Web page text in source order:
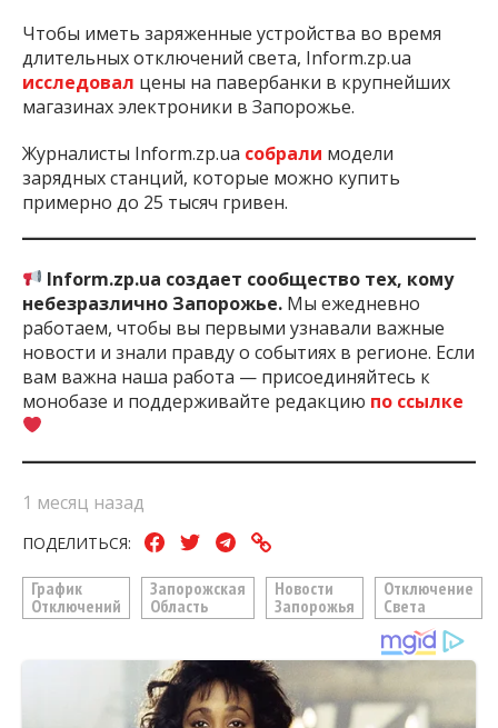
Чтобы иметь заряженные устройства во время
длительных отключений света, Inform.zp.ua
исследовал цены на павербанки в крупнейших
магазинах электроники в Запорожье.
Журналисты Inform.zp.ua собрали модели
зарядных станций, которые можно купить
примерно до 25 тысяч гривен.
Inform.zp.ua создает сообщество тех, кому
небезразлично Запорожье. Мы ежедневно
работаем, чтобы вы первыми узнавали важные
новости и знали правду о событиях в регионе. Если
вам важна наша работа — присоединяйтесь к
монобазе и поддерживайте редакцию по ссылке
1 месяц назад
ПОДЕЛИТЬСЯ:
График
Отключений
Запорожская
Область
Новости
Запорожья
Отключение
Света